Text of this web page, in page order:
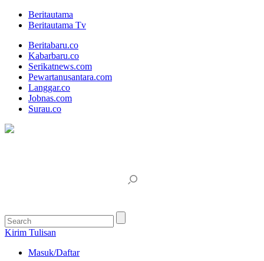
Beritautama
Beritautama Tv
Beritabaru.co
Kabarbaru.co
Serikatnews.com
Pewartanusantara.com
Langgar.co
Jobnas.com
Surau.co
Kirim Tulisan
Masuk/Daftar